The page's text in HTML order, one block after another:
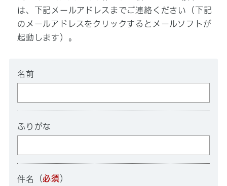
は、下記メールアドレスまでご連絡ください（下記
のメールアドレスをクリックするとメールソフトが
起動します）。
名前
ふりがな
件名 （必須 ）